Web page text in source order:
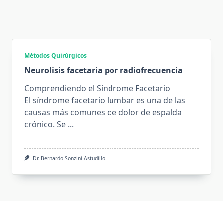
Métodos Quirúrgicos
Neurolisis facetaria por radiofrecuencia
Comprendiendo el Síndrome Facetario
El síndrome facetario lumbar es una de las
causas más comunes de dolor de espalda
crónico. Se ...
Dr. Bernardo Sonzini Astudillo